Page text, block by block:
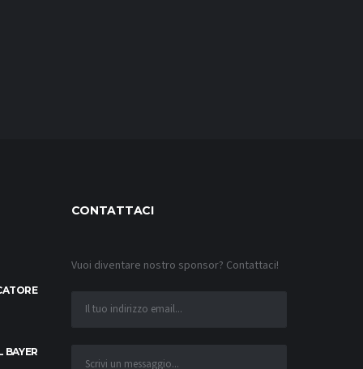
BAYER
CONTATTACI
Vuoi diventare nostro sponsor? Contattaci!